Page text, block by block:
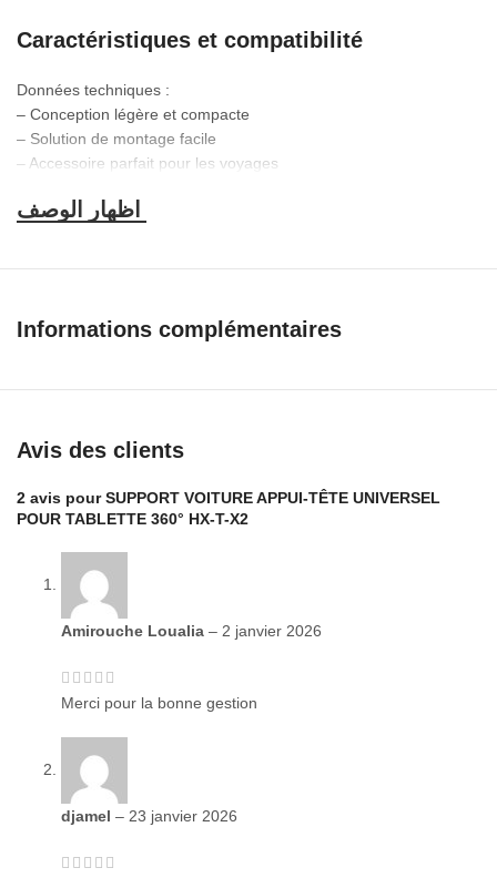
Caractéristiques et compatibilité
Données techniques :
– Conception légère et compacte
– Solution de montage facile
– Accessoire parfait pour les voyages
220 mm de large
Informations complémentaires
Avis des clients
2 avis pourSUPPORT VOITURE APPUI-TÊTE UNIVERSEL
POUR TABLETTE 360° HX-T-X2
Amirouche Loualia – 2 janvier 2026
Merci pour la bonne gestion
djamel – 23 janvier 2026